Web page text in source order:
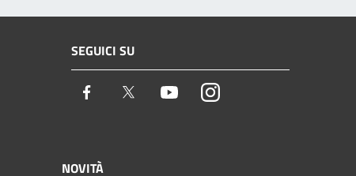
SEGUICI SU
Facebook Twitter YoutubeInstagram
NOVITÀ